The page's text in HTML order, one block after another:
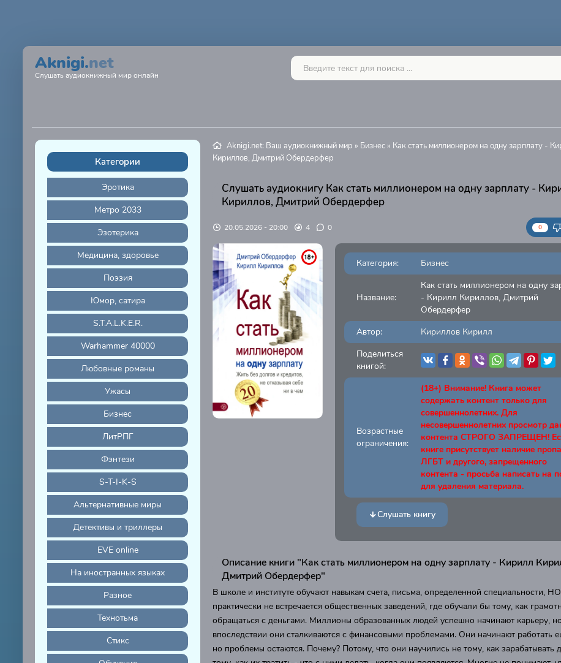
Aknigi.net
Слушать аудиокнижный мир онлайн
Категории
Эротика
Метро 2033
Эзотерика
Медицина, здоровье
Поэзия
Юмор, сатира
S.T.A.L.K.E.R.
Warhammer 40000
Любовные романы
Ужасы
Бизнес
ЛитРПГ
Фэнтези
S-T-I-K-S
Альтернативные миры
Детективы и триллеры
EVE online
На иностранных языках
Разное
Технотьма
Стикс
Aknigi.net: Ваш аудиокнижный мир » Бизнес » Как стать миллионером на одну зарплату -
Кириллов, Дмитрий Обердерфер
Слушать аудиокнигу Как стать миллионером на одну зарплату -
Кириллов, Дмитрий Обердерфер
20.05.2026 - 20:00 4 0 0
Категория: Бизнес
Название:
Как стать миллионером на одну
- Кирилл Кириллов, Дмитрий
Обердерфер
Автор:
Кириллов Кирилл
Поделиться
книгой:
Возрастные
ограничения:
(18+) Внимание! Книга может
содержать контент только для
совершеннолетних. Для
несовершеннолетних просмотр
контента СТРОГО ЗАПРЕЩЕН!
книге присутствует наличие
ЛГБТ и другого, запрещенного
контента - просьба написать на
для удаления материала.
Слушать книгу
Описание книги "Как стать миллионером на одну зарплату - Кирилл
Дмитрий Обердерфер"
В школе и институте обучают навыкам счета, письма, определенной специальности, НО
практически не встречается общественных заведений, где обучали бы тому, как
обращаться с деньгами. Миллионы образованных людей успешно начинают карьеру, но
впоследствии они сталкиваются с финансовыми проблемами. Они начинают работать
но проблемы остаются. Почему? Потому, что они научились не тому, как зарабатывать